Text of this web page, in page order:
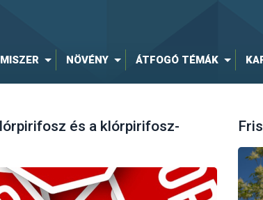
NÖVÉNY ÁTFOGÓ TÉMÁK
és a klórpirifosz-